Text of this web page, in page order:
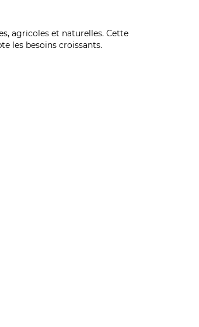
agricoles et naturelles. Cette
les besoins croissants.